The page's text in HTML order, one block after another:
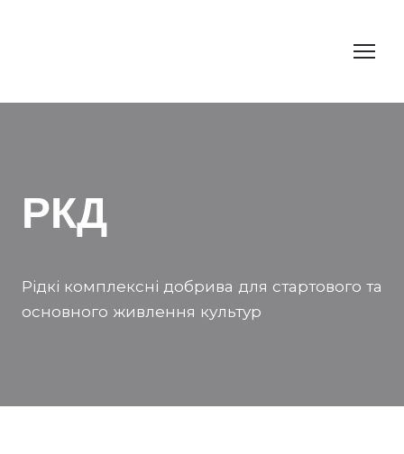
РКД
Рідкі комплексні добрива для стартового та
основного живлення культур